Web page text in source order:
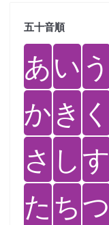
五十音順
あい う
かき く
さ しす
た ちつ